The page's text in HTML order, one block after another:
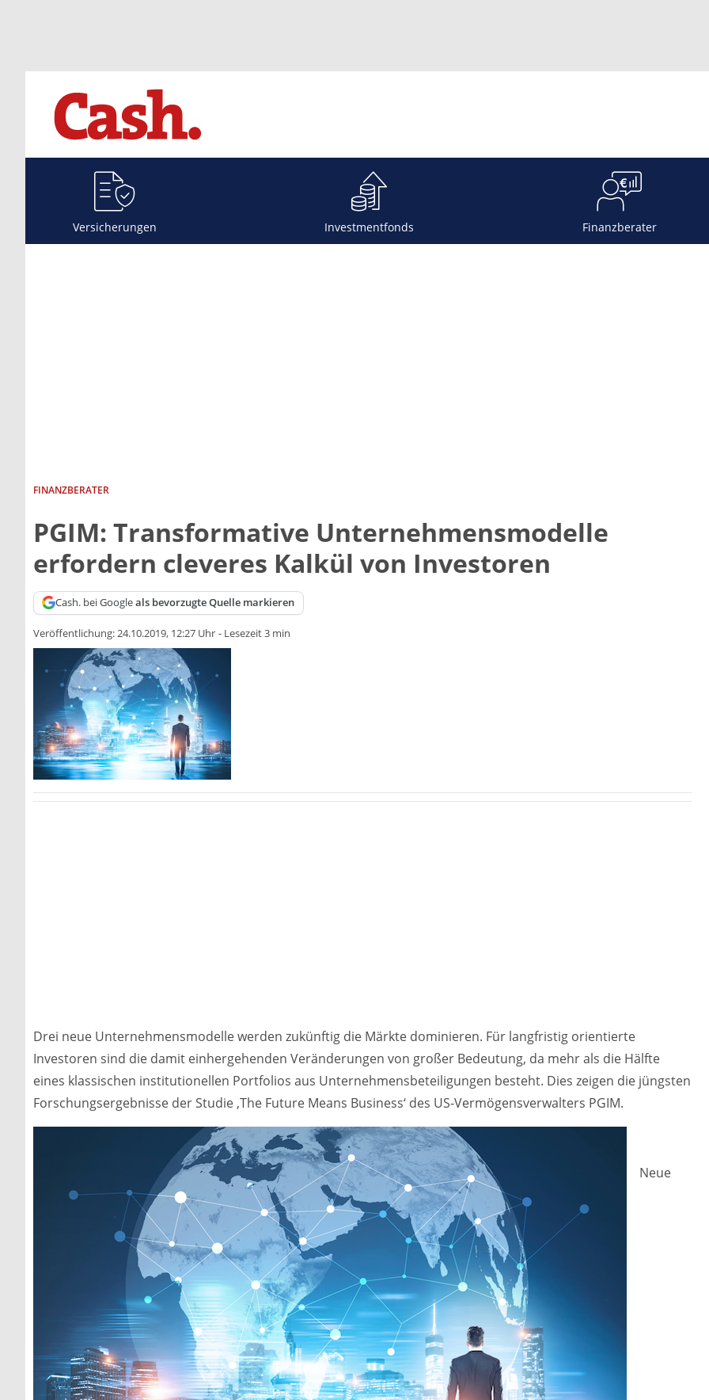
Versicherungen Investmentfonds Finanzberater
FINANZBERATER
PGIM: Transformative Unternehmensmodelle
erfordern cleveres Kalkül von Investoren
Cash. bei Googleals bevorzugte Quelle markieren
Veröffentlichung:24.10.2019, 12:27 Uhr - Lesezeit 3 min
Drei neue Unternehmensmodelle werden zukünftig die Märkte dominieren. Für langfristig orientierte
Investoren sind die damit einhergehenden Veränderungen von großer Bedeutung, da mehr als die Hälfte
eines klassischen institutionellen Portfolios aus Unternehmensbeteiligungen besteht. Dies zeigen die jüngsten
Forschungsergebnisse der Studie ‚The Future Means Business‘ des US-Vermögensverwalters PGIM.
Neue